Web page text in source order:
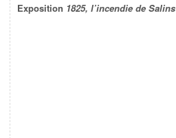
Exposition 1825, l’incendie de Salins